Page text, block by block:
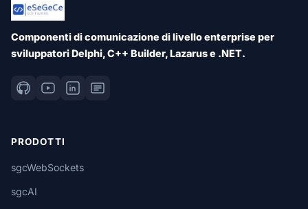
Componenti di comunicazione di livello enterprise per
sviluppatori Delphi, C++ Builder, Lazarus e .NET.
PRODOTTI
sgcWebSockets
sgcAI